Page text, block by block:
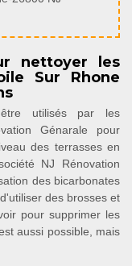
nettoyer les
Sur Rhone
utilisés par les
Génarale pour
des terrasses en
NJ Rénovation
des bicarbonates
des brosses et
pour supprimer les
aussi possible, mais